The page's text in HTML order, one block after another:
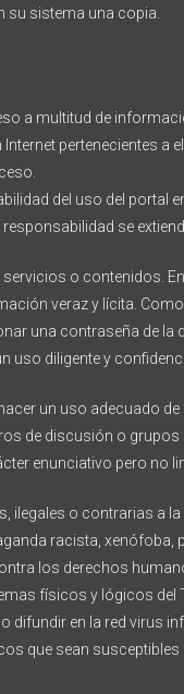
su sistema una copia.
a multitud de
Internet pertenecientes a
del uso del portal
se
o contenidos.
veraz y lícita.
una contraseña de la
uso diligente y
un uso adecuado
de discusión o grupos
enunciativo pero no
ilegales o contrarias a la
racista, xenófoba,
los derechos
físicos y lógicos del
difundir en la red virus
que sean